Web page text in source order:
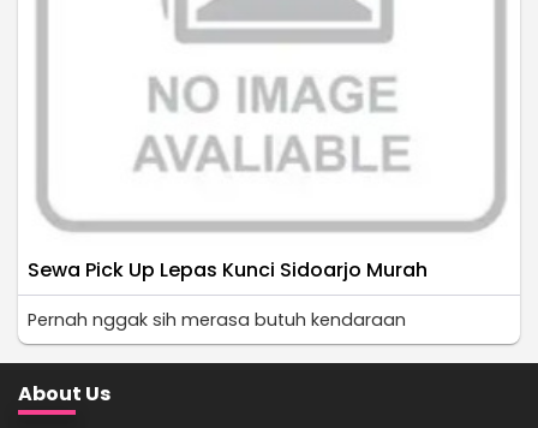
Sewa Pick Up Lepas Kunci Sidoarjo Murah
Pernah nggak sih merasa butuh kendaraan
About Us